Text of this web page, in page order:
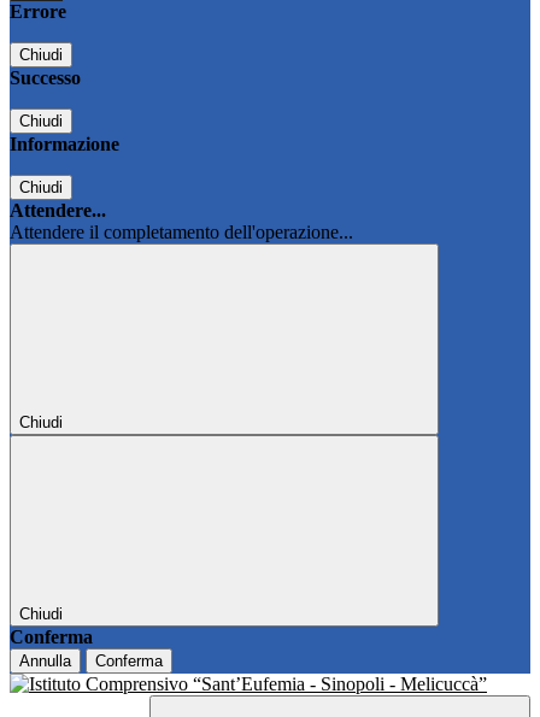
Errore
Chiudi
Successo
Chiudi
Informazione
Chiudi
Attendere...
Attendere il completamento dell'operazione...
Chiudi
Chiudi
Conferma
Annulla Conferma